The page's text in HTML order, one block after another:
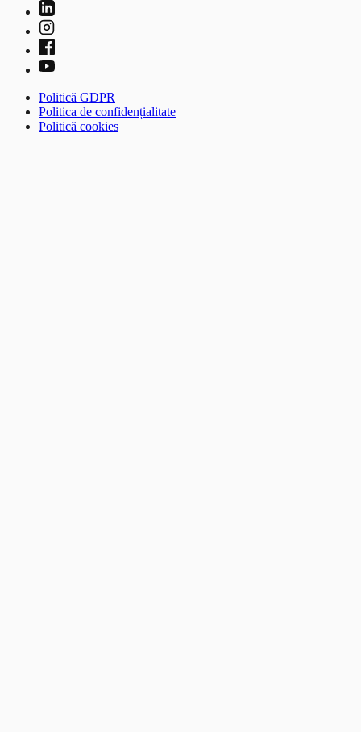
Politică GDPR
Politica de confidențialitate
Politică cookies